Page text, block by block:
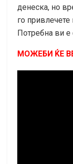
денеска, но
го привлечете
Потребна ви е
МОЖЕБИ ЌЕ